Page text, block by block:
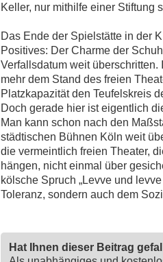
Keller, nur mithilfe einer Stiftung
Das Ende der Spielstätte in der
Positives: Der Charme der
Verfallsdatum weit
mehr dem Stand des freien
Platzkapazität den Teufelskreis
Doch gerade hier ist eigentlich
Man kann schon nach den
städtischen Bühnen Köln weit
die vermeintlich freien Theater,
hängen, nicht einmal über
kölsche Spruch „Levve und
Toleranz, sondern auch dem
Hat Ihnen dieser Beitrag